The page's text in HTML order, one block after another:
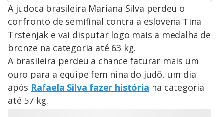
A judoca brasileira Mariana Silva perdeu o
confronto de semifinal contra a eslovena Tina
Trstenjak e vai disputar logo mais a medalha de
bronze na categoria até 63 kg.
A brasileira perdeu a chance faturar mais um
ouro para a equipe feminina do judô, um dia
após Rafaela Silva fazer história na categoria
até 57 kg.